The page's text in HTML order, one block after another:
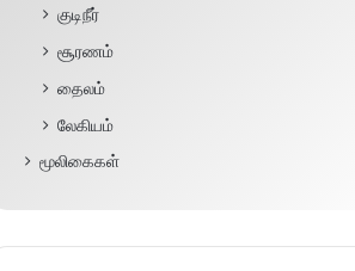
குடிநீர்
சூரணம்
தைலம்
லேகியம்
மூலிகைகள்